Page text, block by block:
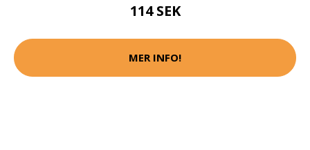
114 SEK
MER INFO!